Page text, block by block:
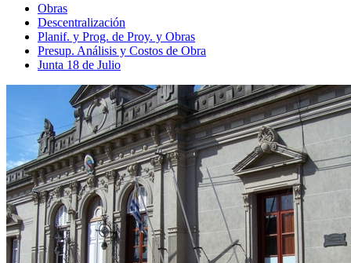
Obras
Descentralización
Planif. y Prog. de Proy. y Obras
Presup. Análisis y Costos de Obra
Junta 18 de Julio